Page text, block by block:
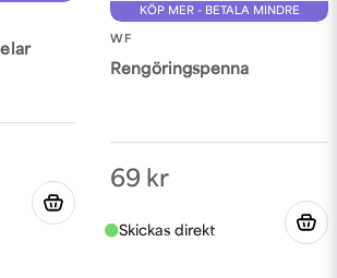
KÖP MER - BETALA MINDRE
WF
Rengöringspenna
69 kr